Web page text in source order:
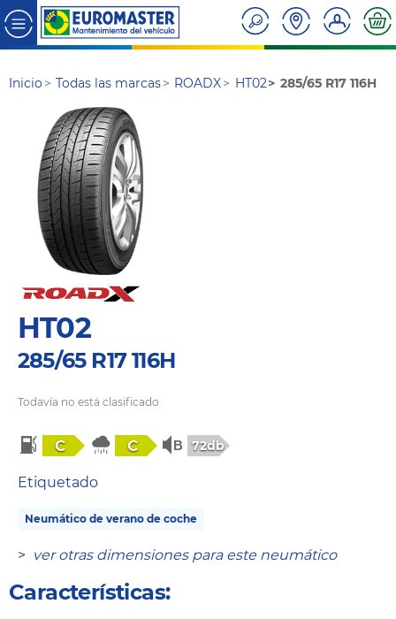
Inicio Todas las marcas ROADX HT02 285/65 R17 116H
HT02
285/65 R17 116H
Todavía no está clasificado
C C 72db
Etiquetado
Neumático de verano de coche
> ver otras dimensiones para este neumático
Características: